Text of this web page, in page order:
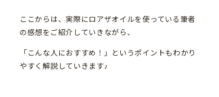
ここからは、実際にロアザオイルを使っている筆者
の感想をご紹介していきながら、
「こんな人におすすめ！」というポイントもわかり
やすく解説していきます♪